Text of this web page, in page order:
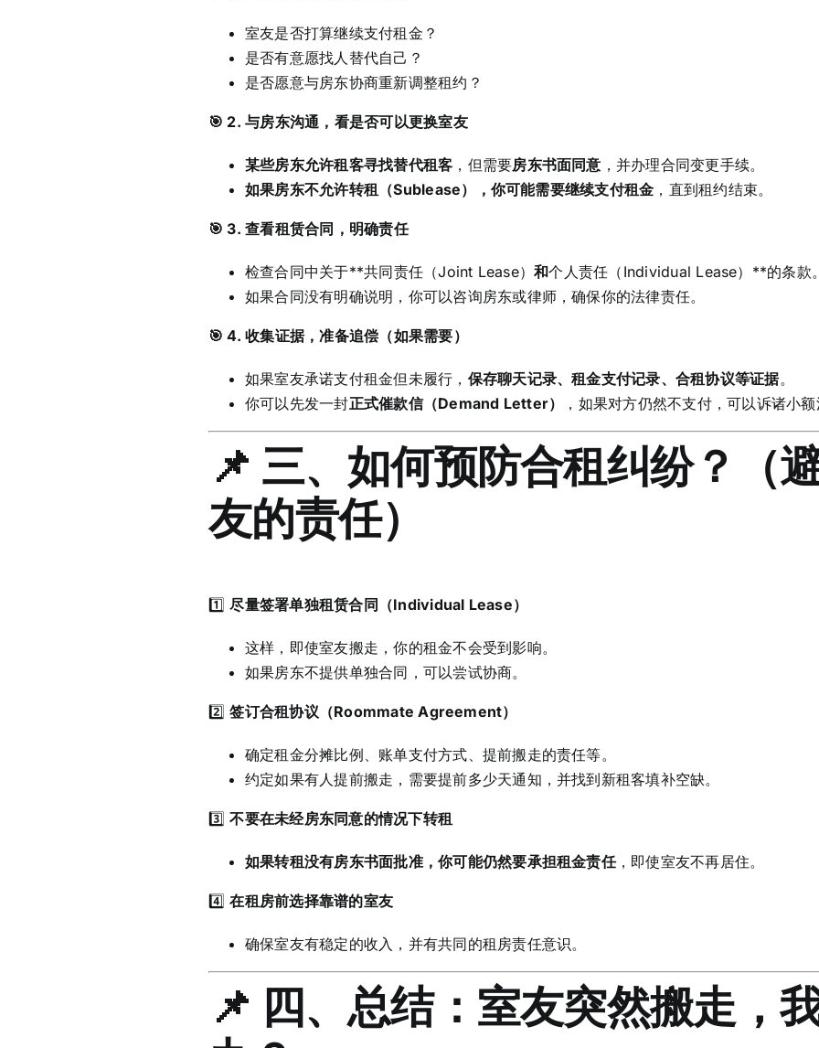
室友是否打算继续支付租金？
是否有意愿找人替代自己？
是否愿意与房东协商重新调整租约？
🎯 2. 与房东沟通，看是否可以更换室友
某些房东允许租客寻找替代租客 ，但需要房东书面同意 ，并办理合同变更手续。
如果房东不允许转租（Sublease），你可能需要继续支付租金 ，直到租约结束。
🎯 3. 查看租赁合同，明确责任
检查合同中关于**共同责任（Joint Lease）和个人责任（Individual Lease）**的条款
如果合同没有明确说明，你可以咨询房东或律师，确保你的法律责任。
🎯 4. 收集证据，准备追偿（如果需要）
如果室友承诺支付租金但未履行， 保存聊天记录、租金支付记录、合租协议等证据。
你可以先发一封正式催款信（Demand Letter） ，如果对方仍然不支付，可以诉诸小
📌 三、如何预防合租纠纷？（
友的责任）
1️⃣尽量签署单独租赁合同（Individual Lease）
这样，即使室友搬走，你的租金不会受到影响。
如果房东不提供单独合同，可以尝试协商。
2️⃣签订合租协议（Roommate Agreement）
确定租金分摊比例、账单支付方式、提前搬走的责任等。
约定如果有人提前搬走，需要提前多少天通知，并找到新租客填补空缺。
3️⃣不要在未经房东同意的情况下转租
如果转租没有房东书面批准，你可能仍然要承担租金责任，即使室友不再居住。
4️⃣在租房前选择靠谱的室友
确保室友有稳定的收入，并有共同的租房责任意识。
📌 四、总结：室友突然搬走，